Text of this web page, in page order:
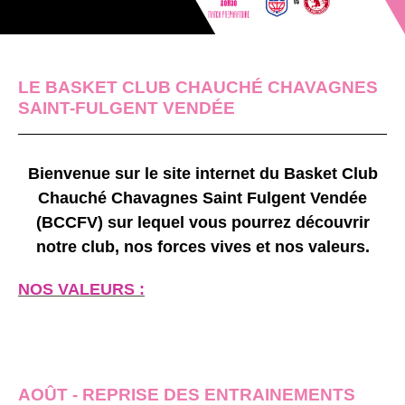
CONTES DES
LE BASKET CLUB CHAUCHÉ CHAVAGNES
SAINT-FULGENT VENDÉE
Bienvenue sur le site internet du Basket Club
Chauché Chavagnes Saint Fulgent Vendée
(BCCFV) sur lequel vous pourrez découvrir
notre club, nos forces vives et nos valeurs.
NOS VALEURS :
AOÛT - REPRISE DES ENTRAINEMENTS